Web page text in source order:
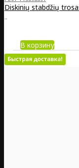
Diskinių stabdžių
..
В корзину